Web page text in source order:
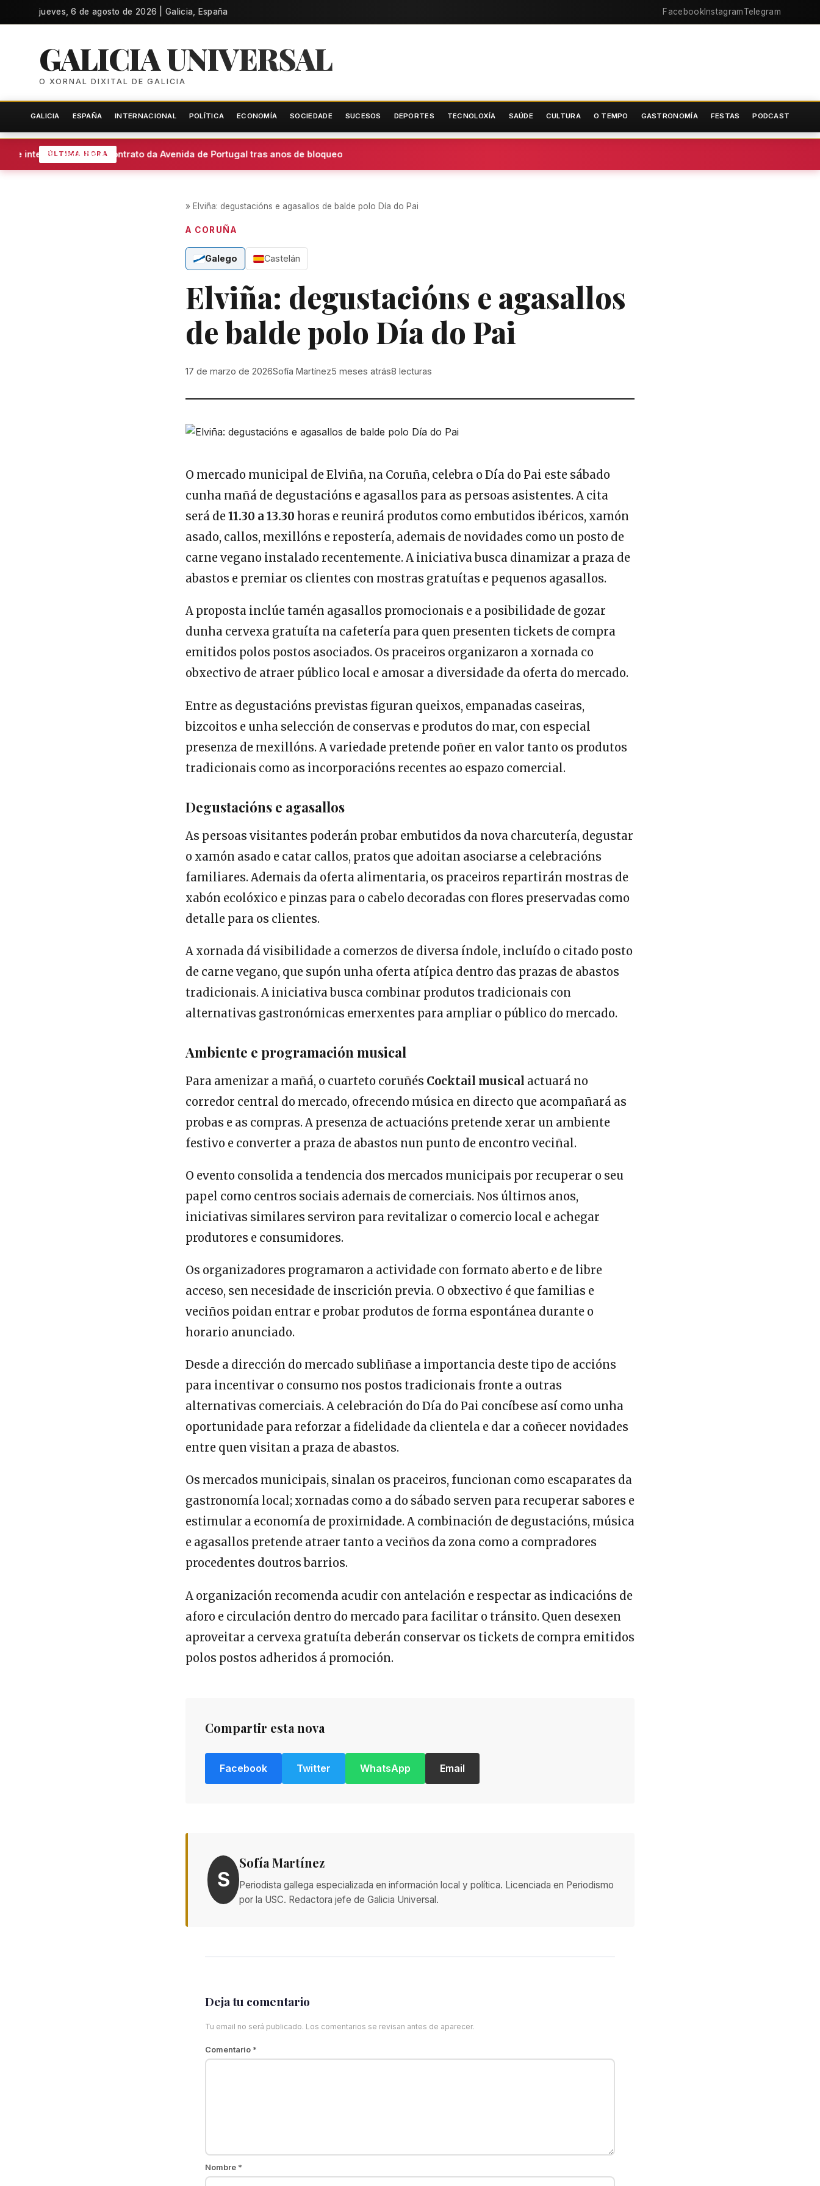
jueves, 6 de agosto de 2026 | Galicia, España FacebookInstagramTelegram
GALICIA UNIVERSAL
O XORNAL DIXITAL DE GALICIA
GALICIA ESPAÑA INTERNACIONAL POLÍTICA ECONOMÍA SOCIEDADE SUCESOS DEPORTES TECNOLOXÍA SAÚDE CULTURA O TEMPO GASTRONOMÍA FESTAS PODCAST
ÚLTIMA HORA
intenta rescindir o contrato da Avenida de Portugal tras anos de bloqueo
» Elviña: degustacións e agasallos de balde polo Día do Pai
A CORUÑA
Galego Castelán
Elviña: degustacións e agasallos
de balde polo Día do Pai
17 de marzo de 2026Sofía Martínez5 meses atrás8 lecturas
O mercado municipal de Elviña, na Coruña, celebra o Día do Pai este sábado
cunha mañá de degustacións e agasallos para as persoas asistentes. A cita
será de11.30 a 13.30 horas e reunirá produtos como embutidos ibéricos, xamón
asado, callos, mexillóns e repostería, ademais de novidades como un posto de
carne vegano instalado recentemente. A iniciativa busca dinamizar a praza de
abastos e premiar os clientes con mostras gratuítas e pequenos agasallos.
A proposta inclúe tamén agasallos promocionais e a posibilidade de gozar
dunha cervexa gratuíta na cafetería para quen presenten tickets de compra
emitidos polos postos asociados. Os praceiros organizaron a xornada co
obxectivo de atraer público local e amosar a diversidade da oferta do mercado.
Entre as degustacións previstas figuran queixos, empanadas caseiras,
bizcoitos e unha selección de conservas e produtos do mar, con especial
presenza de mexillóns. A variedade pretende poñer en valor tanto os produtos
tradicionais como as incorporacións recentes ao espazo comercial.
Degustacións e agasallos
As persoas visitantes poderán probar embutidos da nova charcutería, degustar
o xamón asado e catar callos, pratos que adoitan asociarse a celebracións
familiares. Ademais da oferta alimentaria, os praceiros repartirán mostras de
xabón ecolóxico e pinzas para o cabelo decoradas con flores preservadas como
detalle para os clientes.
A xornada dá visibilidade a comerzos de diversa índole, incluído o citado posto
de carne vegano, que supón unha oferta atípica dentro das prazas de abastos
tradicionais. A iniciativa busca combinar produtos tradicionais con
alternativas gastronómicas emerxentes para ampliar o público do mercado.
Ambiente e programación musical
Para amenizar a mañá, o cuarteto coruñés Cocktail musical actuará no
corredor central do mercado, ofrecendo música en directo que acompañará as
probas e as compras. A presenza de actuacións pretende xerar un ambiente
festivo e converter a praza de abastos nun punto de encontro veciñal.
O evento consolida a tendencia dos mercados municipais por recuperar o seu
papel como centros sociais ademais de comerciais. Nos últimos anos,
iniciativas similares serviron para revitalizar o comercio local e achegar
produtores e consumidores.
Os organizadores programaron a actividade con formato aberto e de libre
acceso, sen necesidade de inscrición previa. O obxectivo é que familias e
veciños poidan entrar e probar produtos de forma espontánea durante o
horario anunciado.
Desde a dirección do mercado subliñase a importancia deste tipo de accións
para incentivar o consumo nos postos tradicionais fronte a outras
alternativas comerciais. A celebración do Día do Pai concíbese así como unha
oportunidade para reforzar a fidelidade da clientela e dar a coñecer novidades
entre quen visitan a praza de abastos.
Os mercados municipais, sinalan os praceiros, funcionan como escaparates da
gastronomía local; xornadas como a do sábado serven para recuperar sabores e
estimular a economía de proximidade. A combinación de degustacións, música
e agasallos pretende atraer tanto a veciños da zona como a compradores
procedentes doutros barrios.
A organización recomenda acudir con antelación e respectar as indicacións de
aforo e circulación dentro do mercado para facilitar o tránsito. Quen desexen
aproveitar a cervexa gratuíta deberán conservar os tickets de compra emitidos
polos postos adheridos á promoción.
Compartir esta nova
Facebook Twitter WhatsApp Email
S
Sofía Martínez
Periodista gallega especializada en información local y política. Licenciada en Periodismo
por la USC. Redactora jefe de Galicia Universal.
Deja tu comentario
Tu email no será publicado. Los comentarios se revisan antes de aparecer.
Comentario *
Nombre *